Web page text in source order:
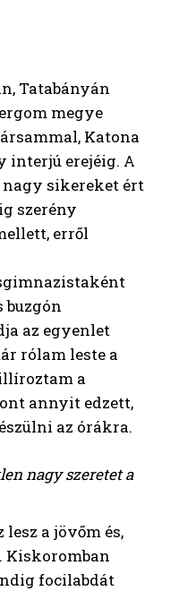
Tatabányán
megye
Katona
interjú erejéig. A
nagy sikereket ért
szerény
erről
buzgón
az egyenlet
rólam leste a
a
annyit edzett,
az órákra.
nagy szeretet a
a jövőm és,
Kiskoromban
focilabdát